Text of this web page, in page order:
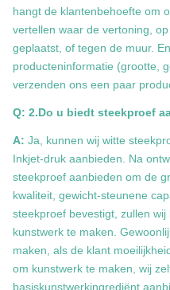
hangt de klantenbehoefte om
vertellen waar de vertoning,
geplaatst, of tegen de muur.
producteninformatie (grootte,
verzenden ons een paar
Q: 2.Do u biedt steekproef
A: Ja, kunnen wij witte
Inkjet-druk aanbieden. Na
steekproef aanbieden om de
kwaliteit, gewicht-steunene
steekproef bevestigt, zullen
kunstwerk te maken.
maken, als de klant
om kunstwerk te maken, wij
basiskunstwerkingrediënt